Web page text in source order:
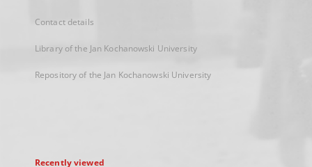
Contact details
Library of the Jan Kochanowski University
Repository of the Jan Kochanowski University
Recently viewed